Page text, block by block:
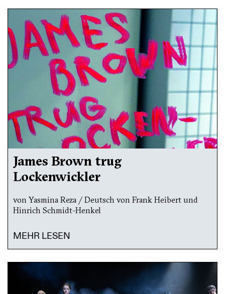
James Brown trug
Lockenwickler
von Yasmina Reza / Deutsch von Frank Heibert und
Hinrich Schmidt-Henkel
MEHR LESEN